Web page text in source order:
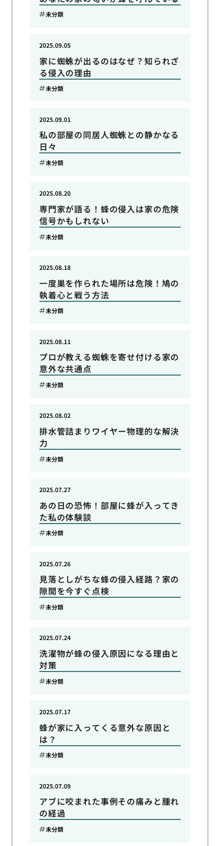
未分類
家に蜘蛛が出るのはなぜ？知られざ
る侵入の理由
2025.09.05
未分類
私の部屋の同居人蜘蛛との静かなる
日々
2025.09.01
未分類
専門家が語る！蜂の侵入は家の危険
信号かもしれない
2025.08.20
未分類
一度巣を作られた場所は危険！鳩の
執着心と戦う方法
2025.08.18
未分類
プロが教える蜘蛛を寄せ付ける家の
意外な共通点
2025.08.11
未分類
排水管詰まりワイヤー物理的な解決
力
2025.08.02
未分類
あの日の恐怖！部屋に蜂が入ってき
た私の体験談
2025.07.27
未分類
見落としがちな蜂の侵入経路？家の
隙間を今すぐ点検
2025.07.26
未分類
洗濯物が蜂の侵入原因になる理由と
対策
2025.07.24
未分類
蜂が家に入ってくる意外な原因と
は？
2025.07.17
未分類
アブに咬まれた事例その痛みと腫れ
の経過
2025.07.09
未分類